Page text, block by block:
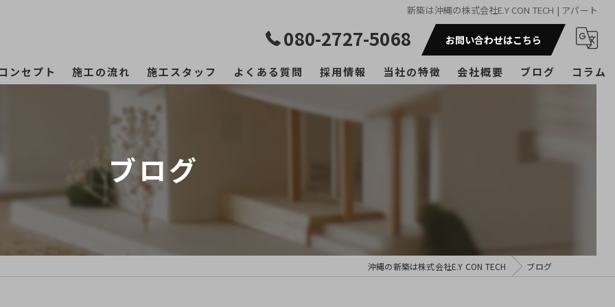
新築は沖縄の株式会社E.Y CON TECH | アパート
080-2727-5068 お問い合わせはこちら
ンセプト 施工の流れ 施工スタッフ よくある質問 採用情報 当社の特徴 会社概要 ブログ コラム
ブログ
沖縄の新築は株式会社E.Y CON TECH ブログ